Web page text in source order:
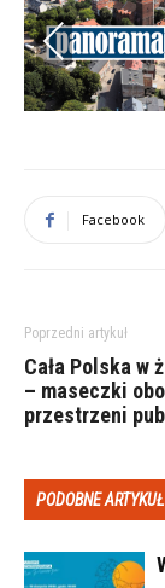
Previous
Facebook
Poprzedni artykuł
Cała Polska w
– maseczki
przestrzeni
PODOBNE